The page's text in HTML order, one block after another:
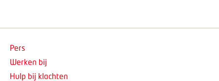
Pers
Werken bij
Hulp bij klachten